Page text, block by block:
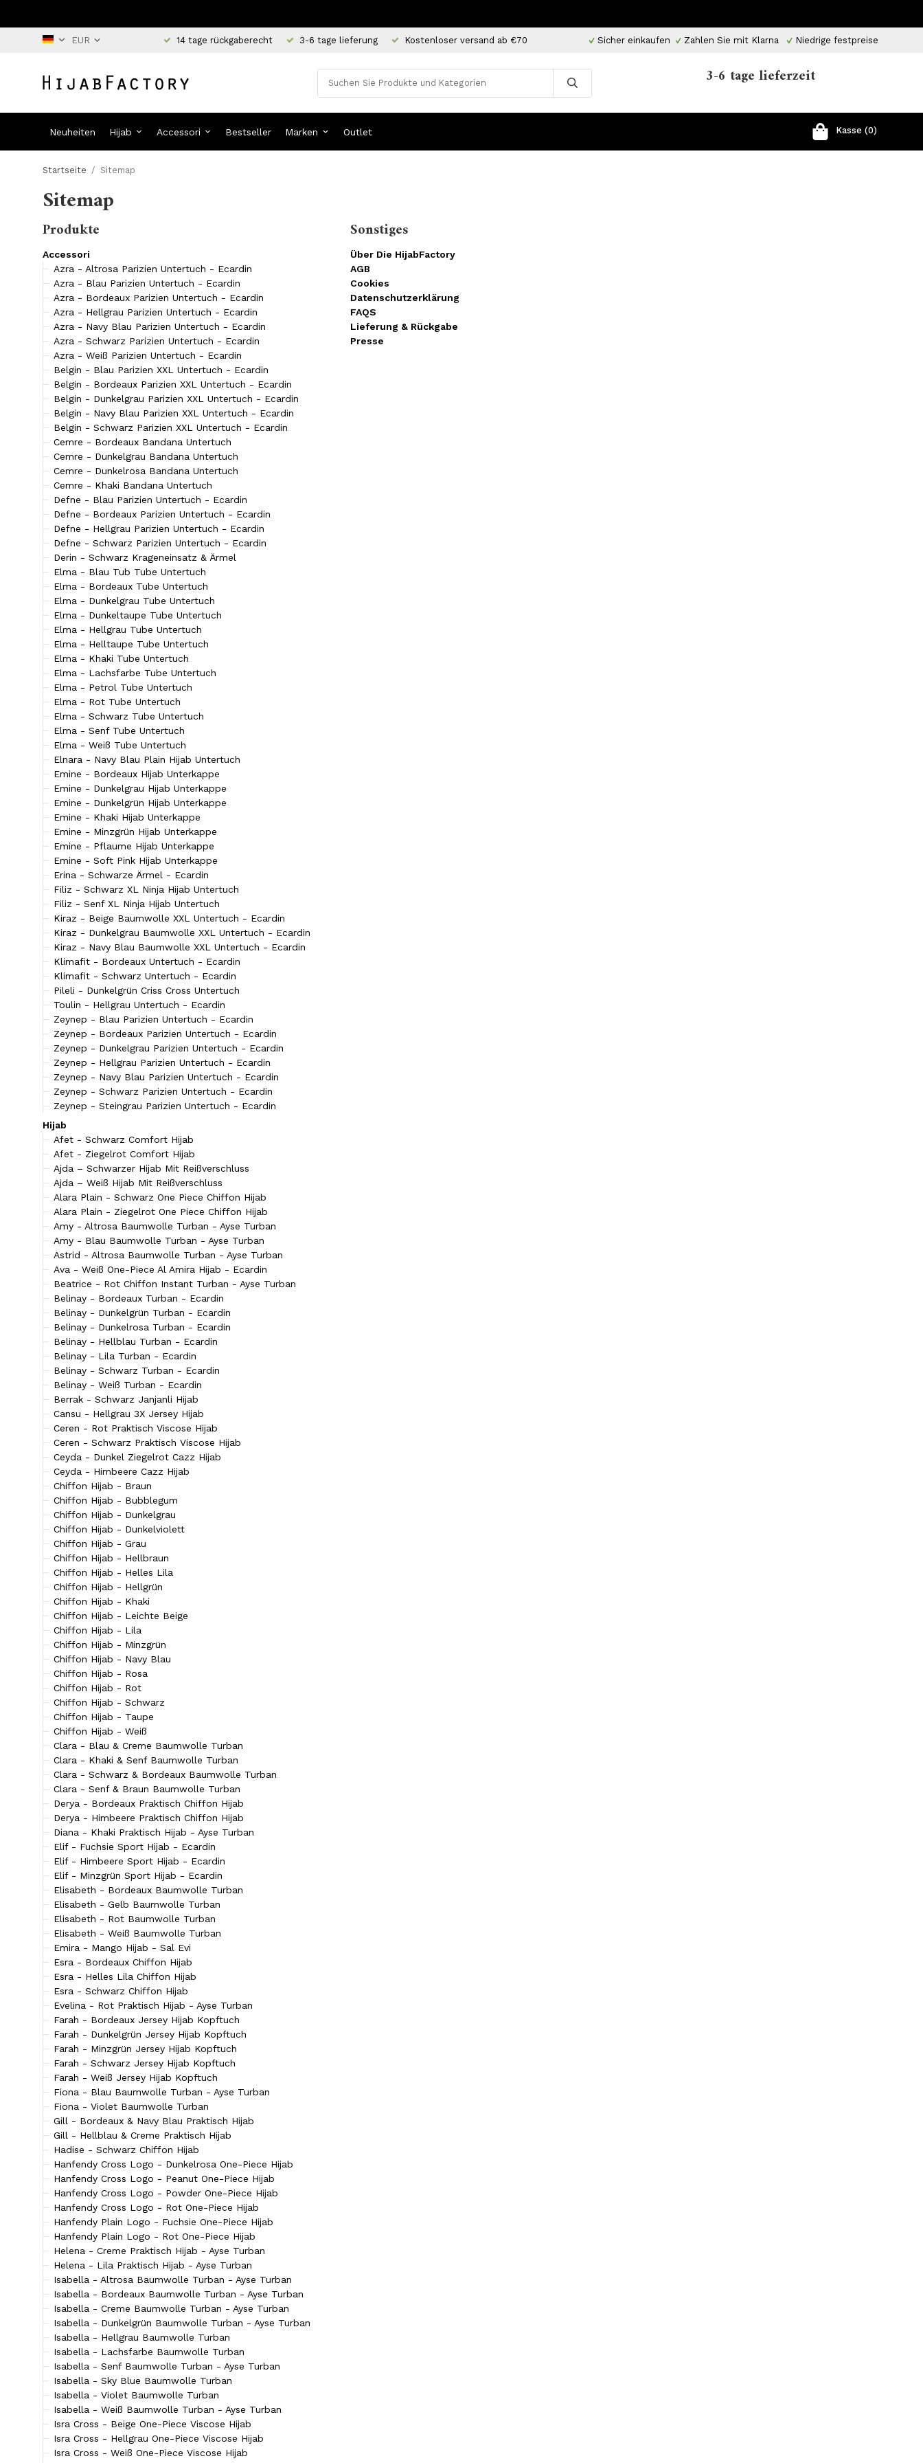
14 tage rückgaberecht 3-6 tage lieferung Kostenloser versand ab €70 Sicher einkaufen Zahlen Sie mit Klarna Niedrige festpreise
3-6 tage lieferzeit
Neuheiten Hijab Accessori Bestseller Marken Outlet Kasse (0)
Startseite / Sitemap
Sitemap
Produkte
Accessori
Azra - Altrosa Parizien Untertuch - Ecardin
Azra - Blau Parizien Untertuch - Ecardin
Azra - Bordeaux Parizien Untertuch - Ecardin
Azra - Hellgrau Parizien Untertuch - Ecardin
Azra - Navy Blau Parizien Untertuch - Ecardin
Azra - Schwarz Parizien Untertuch - Ecardin
Azra - Weiß Parizien Untertuch - Ecardin
Belgin - Blau Parizien XXL Untertuch - Ecardin
Belgin - Bordeaux Parizien XXL Untertuch - Ecardin
Belgin - Dunkelgrau Parizien XXL Untertuch - Ecardin
Belgin - Navy Blau Parizien XXL Untertuch - Ecardin
Belgin - Schwarz Parizien XXL Untertuch - Ecardin
Cemre - Bordeaux Bandana Untertuch
Cemre - Dunkelgrau Bandana Untertuch
Cemre - Dunkelrosa Bandana Untertuch
Cemre - Khaki Bandana Untertuch
Defne - Blau Parizien Untertuch - Ecardin
Defne - Bordeaux Parizien Untertuch - Ecardin
Defne - Hellgrau Parizien Untertuch - Ecardin
Defne - Schwarz Parizien Untertuch - Ecardin
Derin - Schwarz Krageneinsatz & Ärmel
Elma - Blau Tub Tube Untertuch
Elma - Bordeaux Tube Untertuch
Elma - Dunkelgrau Tube Untertuch
Elma - Dunkeltaupe Tube Untertuch
Elma - Hellgrau Tube Untertuch
Elma - Helltaupe Tube Untertuch
Elma - Khaki Tube Untertuch
Elma - Lachsfarbe Tube Untertuch
Elma - Petrol Tube Untertuch
Elma - Rot Tube Untertuch
Elma - Schwarz Tube Untertuch
Elma - Senf Tube Untertuch
Elma - Weiß Tube Untertuch
Elnara - Navy Blau Plain Hijab Untertuch
Emine - Bordeaux Hijab Unterkappe
Emine - Dunkelgrau Hijab Unterkappe
Emine - Dunkelgrün Hijab Unterkappe
Emine - Khaki Hijab Unterkappe
Emine - Minzgrün Hijab Unterkappe
Emine - Pflaume Hijab Unterkappe
Emine - Soft Pink Hijab Unterkappe
Erina - Schwarze Ärmel - Ecardin
Filiz - Schwarz XL Ninja Hijab Untertuch
Filiz - Senf XL Ninja Hijab Untertuch
Kiraz - Beige Baumwolle XXL Untertuch - Ecardin
Kiraz - Dunkelgrau Baumwolle XXL Untertuch - Ecardin
Kiraz - Navy Blau Baumwolle XXL Untertuch - Ecardin
Klimafit - Bordeaux Untertuch - Ecardin
Klimafit - Schwarz Untertuch - Ecardin
Pileli - Dunkelgrün Criss Cross Untertuch
Toulin - Hellgrau Untertuch - Ecardin
Zeynep - Blau Parizien Untertuch - Ecardin
Zeynep - Bordeaux Parizien Untertuch - Ecardin
Zeynep - Dunkelgrau Parizien Untertuch - Ecardin
Zeynep - Hellgrau Parizien Untertuch - Ecardin
Zeynep - Navy Blau Parizien Untertuch - Ecardin
Zeynep - Schwarz Parizien Untertuch - Ecardin
Zeynep - Steingrau Parizien Untertuch - Ecardin
Hijab
Afet - Schwarz Comfort Hijab
Afet - Ziegelrot Comfort Hijab
Ajda – Schwarzer Hijab Mit Reißverschluss
Ajda – Weiß Hijab Mit Reißverschluss
Alara Plain - Schwarz One Piece Chiffon Hijab
Alara Plain - Ziegelrot One Piece Chiffon Hijab
Amy - Altrosa Baumwolle Turban - Ayse Turban
Amy - Blau Baumwolle Turban - Ayse Turban
Astrid - Altrosa Baumwolle Turban - Ayse Turban
Ava - Weiß One-Piece Al Amira Hijab - Ecardin
Beatrice - Rot Chiffon Instant Turban - Ayse Turban
Belinay - Bordeaux Turban - Ecardin
Belinay - Dunkelgrün Turban - Ecardin
Belinay - Dunkelrosa Turban - Ecardin
Belinay - Hellblau Turban - Ecardin
Belinay - Lila Turban - Ecardin
Belinay - Schwarz Turban - Ecardin
Belinay - Weiß Turban - Ecardin
Berrak - Schwarz Janjanli Hijab
Cansu - Hellgrau 3X Jersey Hijab
Ceren - Rot Praktisch Viscose Hijab
Ceren - Schwarz Praktisch Viscose Hijab
Ceyda - Dunkel Ziegelrot Cazz Hijab
Ceyda - Himbeere Cazz Hijab
Chiffon Hijab - Braun
Chiffon Hijab - Bubblegum
Chiffon Hijab - Dunkelgrau
Chiffon Hijab - Dunkelviolett
Chiffon Hijab - Grau
Chiffon Hijab - Hellbraun
Chiffon Hijab - Helles Lila
Chiffon Hijab - Hellgrün
Chiffon Hijab - Khaki
Chiffon Hijab - Leichte Beige
Chiffon Hijab - Lila
Chiffon Hijab - Minzgrün
Chiffon Hijab - Navy Blau
Chiffon Hijab - Rosa
Chiffon Hijab - Rot
Chiffon Hijab - Schwarz
Chiffon Hijab - Taupe
Chiffon Hijab - Weiß
Clara - Blau & Creme Baumwolle Turban
Clara - Khaki & Senf Baumwolle Turban
Clara - Schwarz & Bordeaux Baumwolle Turban
Clara - Senf & Braun Baumwolle Turban
Derya - Bordeaux Praktisch Chiffon Hijab
Derya - Himbeere Praktisch Chiffon Hijab
Diana - Khaki Praktisch Hijab - Ayse Turban
Elif - Fuchsie Sport Hijab - Ecardin
Elif - Himbeere Sport Hijab - Ecardin
Elif - Minzgrün Sport Hijab - Ecardin
Elisabeth - Bordeaux Baumwolle Turban
Elisabeth - Gelb Baumwolle Turban
Elisabeth - Rot Baumwolle Turban
Elisabeth - Weiß Baumwolle Turban
Emira - Mango Hijab - Sal Evi
Esra - Bordeaux Chiffon Hijab
Esra - Helles Lila Chiffon Hijab
Esra - Schwarz Chiffon Hijab
Evelina - Rot Praktisch Hijab - Ayse Turban
Farah - Bordeaux Jersey Hijab Kopftuch
Farah - Dunkelgrün Jersey Hijab Kopftuch
Farah - Minzgrün Jersey Hijab Kopftuch
Farah - Schwarz Jersey Hijab Kopftuch
Farah - Weiß Jersey Hijab Kopftuch
Fiona - Blau Baumwolle Turban - Ayse Turban
Fiona - Violet Baumwolle Turban
Gill - Bordeaux & Navy Blau Praktisch Hijab
Gill - Hellblau & Creme Praktisch Hijab
Hadise - Schwarz Chiffon Hijab
Hanfendy Cross Logo - Dunkelrosa One-Piece Hijab
Hanfendy Cross Logo - Peanut One-Piece Hijab
Hanfendy Cross Logo - Powder One-Piece Hijab
Hanfendy Cross Logo - Rot One-Piece Hijab
Hanfendy Plain Logo - Fuchsie One-Piece Hijab
Hanfendy Plain Logo - Rot One-Piece Hijab
Helena - Creme Praktisch Hijab - Ayse Turban
Helena - Lila Praktisch Hijab - Ayse Turban
Isabella - Altrosa Baumwolle Turban - Ayse Turban
Isabella - Bordeaux Baumwolle Turban - Ayse Turban
Isabella - Creme Baumwolle Turban - Ayse Turban
Isabella - Dunkelgrün Baumwolle Turban - Ayse Turban
Isabella - Hellgrau Baumwolle Turban
Isabella - Lachsfarbe Baumwolle Turban
Isabella - Senf Baumwolle Turban - Ayse Turban
Isabella - Sky Blue Baumwolle Turban
Isabella - Violet Baumwolle Turban
Isabella - Weiß Baumwolle Turban - Ayse Turban
Isra Cross - Beige One-Piece Viscose Hijab
Isra Cross - Hellgrau One-Piece Viscose Hijab
Isra Cross - Weiß One-Piece Viscose Hijab
Sonstiges
Über Die HijabFactory
AGB
Cookies
Datenschutzerklärung
FAQS
Lieferung & Rückgabe
Presse